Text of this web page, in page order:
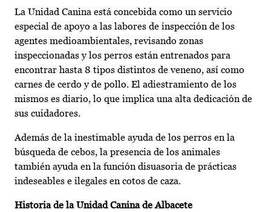
La Unidad Canina está concebida como un servicio
especial de apoyo a las labores de inspección de los
agentes medioambientales, revisando zonas
inspeccionadas y los perros están entrenados para
encontrar hasta 8 tipos distintos de veneno, así como
carnes de cerdo y de pollo. El adiestramiento de los
mismos es diario, lo que implica una alta dedicación de
sus cuidadores.
Además de la inestimable ayuda de los perros en la
búsqueda de cebos, la presencia de los animales
también ayuda en la función disuasoria de prácticas
indeseables e ilegales en cotos de caza.
Historia de la Unidad Canina de Albacete